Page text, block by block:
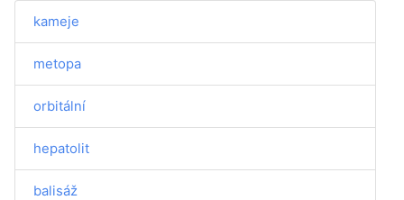
kameje
metopa
orbitální
hepatolit
balisáž